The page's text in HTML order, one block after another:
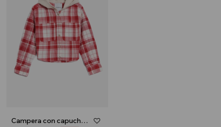
Campera con capucha - Rojo